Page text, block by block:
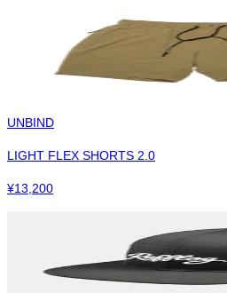
UNBIND
LIGHT FLEX SHORTS 2.0
¥13,200